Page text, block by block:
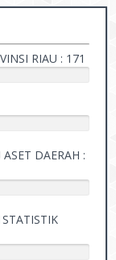
RIAU : 171
DAERAH :